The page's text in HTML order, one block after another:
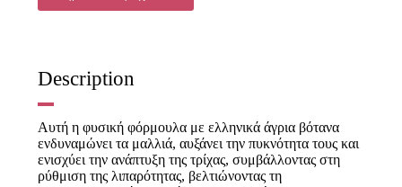
Description
Αυτή η φυσική φόρμουλα με ελληνικά άγρια ​​βότανα
ενδυναμώνει τα μαλλιά, αυξάνει την πυκνότητα τους και
ενισχύει την ανάπτυξη της τρίχας, συμβάλλοντας στη
ρύθμιση της λιπαρότητας, βελτιώνοντας τη